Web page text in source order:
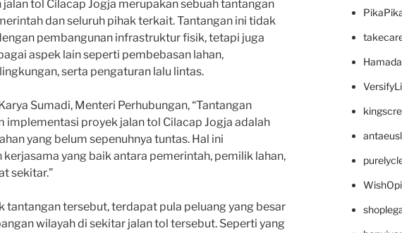
jalan tol Cilacap Jogja merupakan sebuah tantangan
dan seluruh pihak terkait. Tantangan ini tidak
pembangunan infrastruktur fisik, tetapi juga
aspek lain seperti pembebasan lahan,
serta pengaturan lalu lintas.
Sumadi, Menteri Perhubungan, “Tantangan
implementasi proyek jalan tol Cilacap Jogja adalah
yang belum sepenuhnya tuntas. Hal ini
yang baik antara pemerintah, pemilik lahan,
sekitar.”
tantangan tersebut, terdapat pula peluang yang besar
wilayah di sekitar jalan tol tersebut. Seperti yang